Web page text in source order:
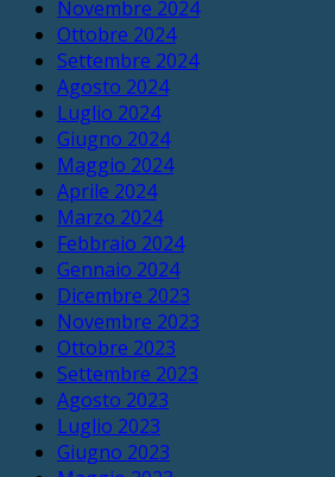
Novembre 2024
Ottobre 2024
Settembre 2024
Agosto 2024
Luglio 2024
Giugno 2024
Maggio 2024
Aprile 2024
Marzo 2024
Febbraio 2024
Gennaio 2024
Dicembre 2023
Novembre 2023
Ottobre 2023
Settembre 2023
Agosto 2023
Luglio 2023
Giugno 2023